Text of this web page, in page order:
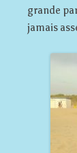
grande
jamais